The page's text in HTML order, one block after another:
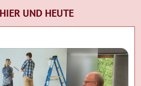
UND HEUTE